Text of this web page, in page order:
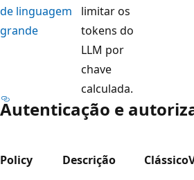
de linguagem
grande
limitar os
tokens do
LLM por
chave
calculada.
Autenticação e
Policy Descrição Clássico